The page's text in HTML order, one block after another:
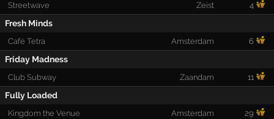
Streetwave Zeist 4
Fresh Minds
Café Tetra Amsterdam 6
Friday Madness
Club Subway Zaandam 11
Fully Loaded
Kingdom the Venue Amsterdam 29